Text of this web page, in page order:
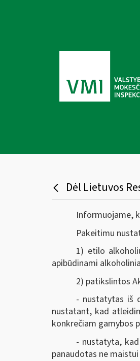
Dėl Lietuvos
Informuojame,
Pakeitimu
1) etilo
apibūdinami
2) patikslintos
- nustatytas iš
nustatant, kad
konkrečiam gamybos
- nustatyta,
panaudotas ne